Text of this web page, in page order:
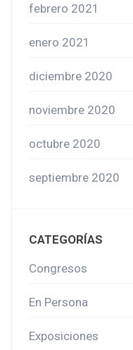
febrero 2021
enero 2021
diciembre 2020
noviembre 2020
octubre 2020
septiembre 2020
CATEGORÍAS
Congresos
En Persona
Exposiciones